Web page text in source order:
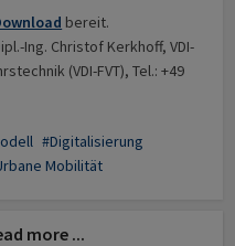
bereit.
Ing. Christof Kerkhoff, VDI-
(VDI-FVT), Tel.: +49
Digitalisierung
Mobilität
more ...